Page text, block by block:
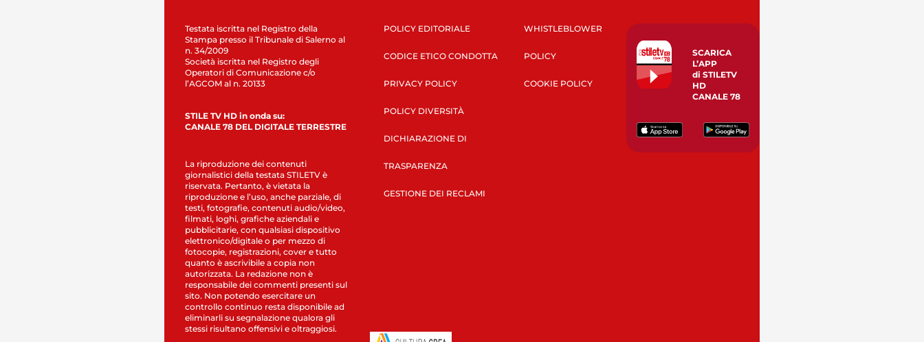
Testata iscritta nel Registro della
Stampa presso il Tribunale di Salerno al
n. 34/2009
Società iscritta nel Registro degli
Operatori di Comunicazione c/o
l’AGCOM al n. 20133
STILE TV HD in onda su:
CANALE 78 DEL DIGITALE TERRESTRE
La riproduzione dei contenuti
giornalistici della testata STILETV è
riservata. Pertanto, è vietata la
riproduzione e l’uso, anche parziale, di
testi, fotografie, contenuti audio/video,
filmati, loghi, grafiche aziendali e
pubblicitarie, con qualsiasi dispositivo
elettronico/digitale o per mezzo di
fotocopie, registrazioni, cover e tutto
quanto è ascrivibile a copia non
autorizzata. La redazione non è
responsabile dei commenti presenti sul
sito. Non potendo esercitare un
controllo continuo resta disponibile ad
eliminarli su segnalazione qualora gli
stessi risultano offensivi e oltraggiosi.
POLICY EDITORIALE
CODICE ETICO CONDOTTA
PRIVACY POLICY
POLICY DIVERSITÀ
DICHIARAZIONE DI
TRASPARENZA
GESTIONE DEI RECLAMI
WHISTLEBLOWER
POLICY
COOKIE POLICY
SCARICA
L’APP
di STILETV
HD
CANALE 78